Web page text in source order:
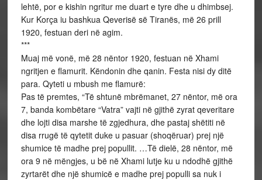
lehtë, por e kishin ngritur me duart e tyre dhe u dhimbsej.
Kur Korça iu bashkua Qeverisë së Tiranës, më 26 prill
1920, festuan deri në agim.
***
Muaj më vonë, më 28 nëntor 1920, festuan në Xhami
ngritjen e flamurit. Këndonin dhe qanin. Festa nisi dy ditë
para. Qyteti u mbush me flamurë:
Pas të premtes, “Të shtunë mbrëmanet, 27 nëntor, më ora
7, banda kombëtare “Vatra” vajti në gjithë zyrat qeveritare
dhe lojti disa marshe të zgjedhura, dhe pastaj shëtiti në
disa rrugë të qytetit duke u pasuar (shoqëruar) prej një
shumice të madhe prej popullit. …Të dielë, 28 nëntor, më
ora 9 në mëngjes, u bë në Xhami lutje ku u ndodhë gjithë
zyrtarët dhe një shumicë e madhe prej populli sa nuk i